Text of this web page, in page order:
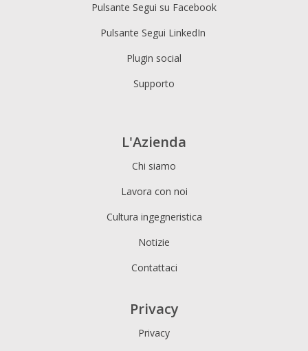
Pulsante Segui su Facebook
Pulsante Segui LinkedIn
Plugin social
Supporto
L'Azienda
Chi siamo
Lavora con noi
Cultura ingegneristica
Notizie
Contattaci
Privacy
Privacy